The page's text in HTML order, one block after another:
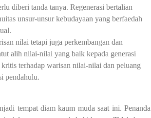
diberi tanda tanya. Regenerasi bertalian
unsur-unsur kebudayaan yang berfaedah
nilai tetapi juga perkembangan dan
alih nilai-nilai yang baik kepada generasi
kritis terhadap warisan nilai-nilai dan peluang
pendahulu.
tempat diam kaum muda saat ini. Penanda